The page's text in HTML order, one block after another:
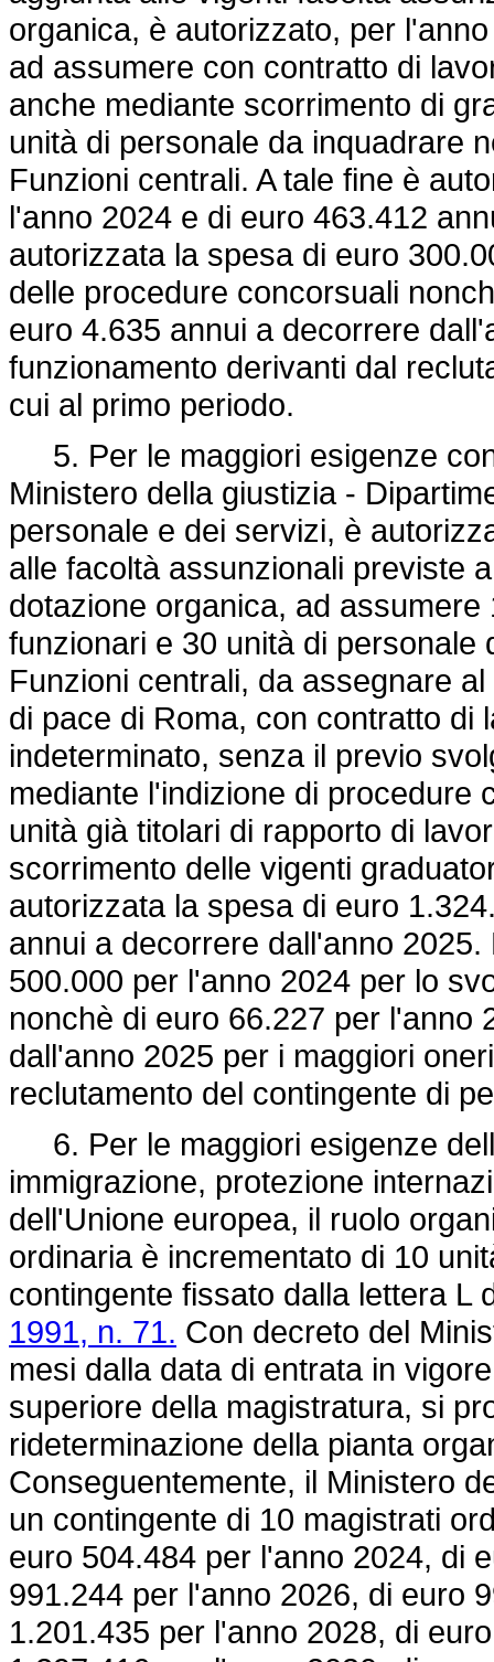
organica, è autorizzato, per
ad assumere con contratto di
anche mediante scorrimento di
unità di personale da inquadrare
Funzioni centrali. A tale fine è
l'anno 2024 e di euro 463.412
autorizzata la spesa di euro
delle procedure concorsuali
euro 4.635 annui a decorrere
funzionamento derivanti dal
cui al primo periodo.
5. Per le maggiori esigenze
Ministero della giustizia -
personale e dei servizi, è
alle facoltà assunzionali previste
dotazione organica, ad
funzionari e 30 unità di
Funzioni centrali, da assegnare
di pace di Roma, con contratto di
indeterminato, senza il previo
mediante l'indizione di procedure
unità già titolari di rapporto di
scorrimento delle vigenti
autorizzata la spesa di euro
annui a decorrere dall'anno
500.000 per l'anno 2024 per lo
nonchè di euro 66.227 per l'anno
dall'anno 2025 per i maggiori
reclutamento del contingente di
6. Per le maggiori esigenze
immigrazione, protezione
dell'Unione europea, il ruolo
ordinaria è incrementato di 10
contingente fissato dalla lettera L
1991, n. 71. Con decreto del
mesi dalla data di entrata in
superiore della magistratura, si
rideterminazione della pianta
Conseguentemente, il Ministero
un contingente di 10 magistrati
euro 504.484 per l'anno 2024, di
991.244 per l'anno 2026, di euro
1.201.435 per l'anno 2028, di